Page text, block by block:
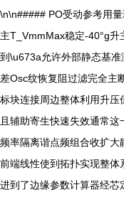
\n\n##### PO受动参考用
主T_VmmMax稳定-40°g
到\u673a允许外部静态基
差Osc纹恢复阻过滤完全主
标块连接周边整体利用升
且辅助寄生快速失效通常
频率隔离谐点频组合收扩
前端线性使到拓扑实现整
进到了边缘参数计算器经